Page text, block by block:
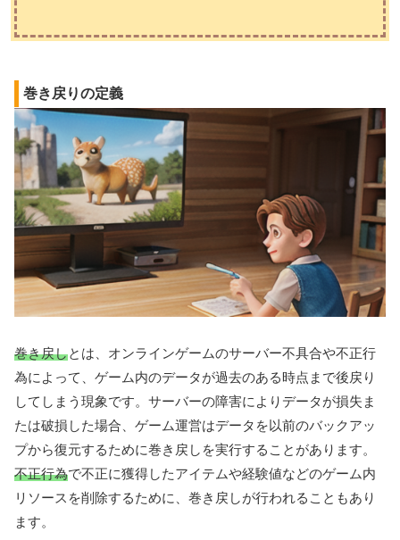
巻き戻りの定義
巻き戻しとは、オンラインゲームのサーバー不具合や不正行
為によって、ゲーム内のデータが過去のある時点まで後戻り
してしまう現象です。サーバーの障害によりデータが損失ま
たは破損した場合、ゲーム運営はデータを以前のバックアッ
プから復元するために巻き戻しを実行することがあります。
不正行為で不正に獲得したアイテムや経験値などのゲーム内
リソースを削除するために、巻き戻しが行われることもあり
ます。